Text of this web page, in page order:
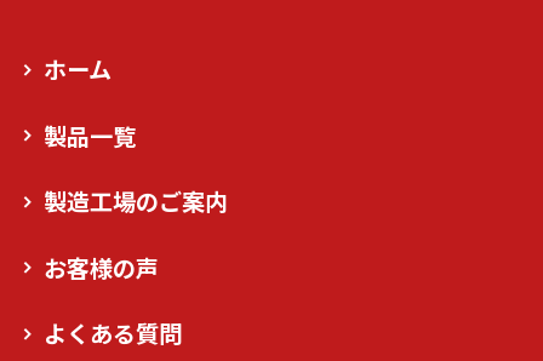
ホーム
製品一覧
製造工場のご案内
お客様の声
よくある質問